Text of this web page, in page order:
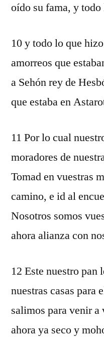
oído su fama, y
10 y todo lo que
amorreos que
a Sehón rey de
que estaba en
11 Por lo cual
moradores de
Tomad en vuestras
camino, e id al
Nosotros somos
ahora alianza con
12 Este nuestro pan
nuestras casas para
salimos para venir
ahora ya seco y